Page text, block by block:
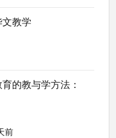
教学
的教与学方法：
前